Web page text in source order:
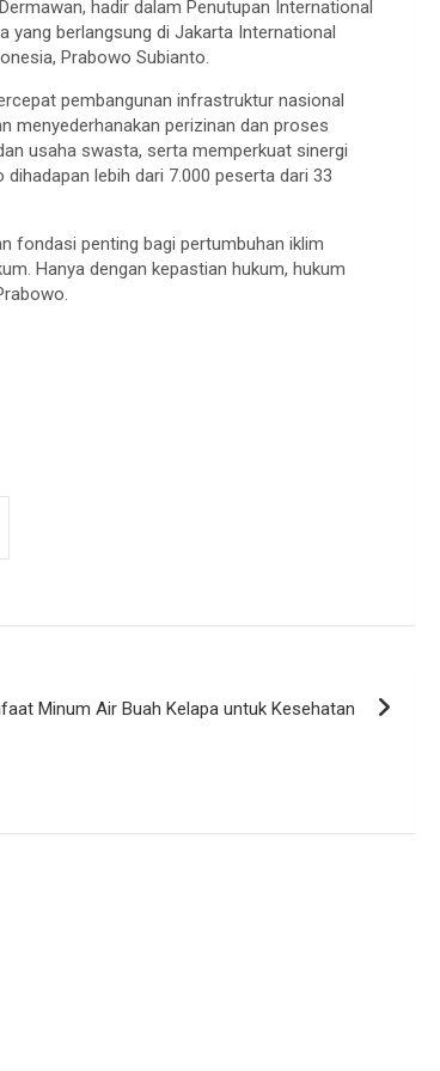
hadir dalam Penutupan International
berlangsung di Jakarta International
Prabowo Subianto.
pembangunan infrastruktur nasional
menyederhanakan perizinan dan proses
usaha swasta, serta memperkuat sinergi
lebih dari 7.000 peserta dari 33
fondasi penting bagi pertumbuhan iklim
Hanya dengan kepastian hukum, hukum
Minum Air Buah Kelapa untuk Kesehatan